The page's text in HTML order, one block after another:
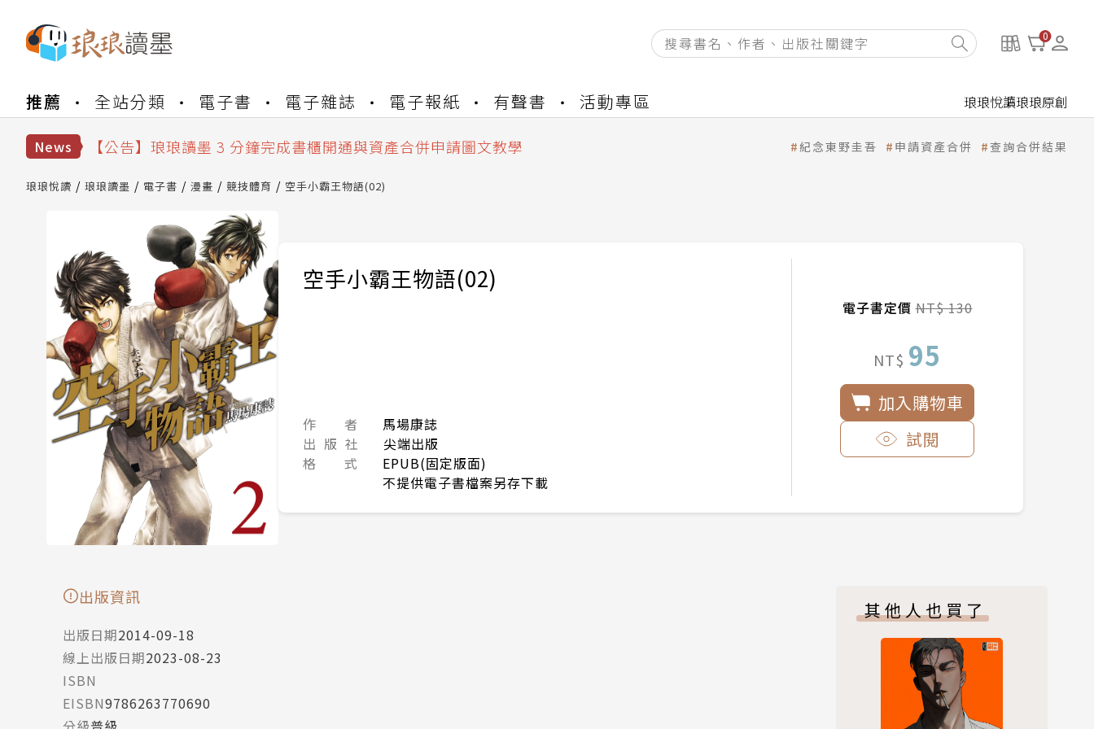
0
推薦 全站分類 電子書 電子雜誌 電子報紙 有聲書 活動專區 琅琅悅讀琅琅原創
News
【公告】琅琅讀墨數位閱讀資產合併與書櫃開通申請
【公告】琅琅讀墨 3 分鐘完成書櫃開通與資產合併申請圖文教學
【公告】琅琅讀墨數位閱讀資產合併與書櫃開通申請
紀念東野圭吾 申請資產合併 查詢合併結果
琅琅悅讀 琅琅讀墨 電子書 漫畫 競技體育 空手小霸王物語(02)
空手小霸王物語(02)
作 者
馬場康誌
出 版 社
尖端出版
格 式
EPUB(固定版面)
不提供電子書檔案另存下載
電子書定價NT$ 130
NT$ 95
加入購物車
試閱
出版資訊
出版日期2014-09-18
線上出版日期2023-08-23
ISBN
EISBN9786263770690
其他人也買了